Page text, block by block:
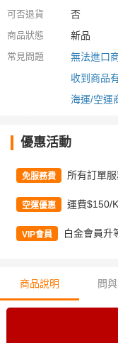
可否退貨 否
商品狀態 新品
常見問題
無法進口
收到商品
海運/空運
優惠活動
免服務費 所有訂單
空運優惠 運費$150/
VIP會員 白金會員升
商品說明 問